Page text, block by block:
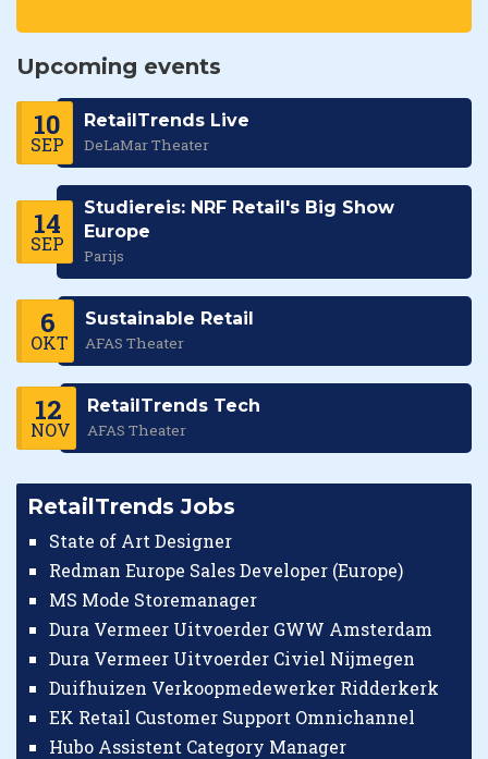
Upcoming events
10
SEP
RetailTrends Live
DeLaMar Theater
14
SEP
Studiereis: NRF Retail's Big Show
Europe
Parijs
6
OKT
Sustainable Retail
AFAS Theater
12
NOV
RetailTrends Tech
AFAS Theater
RetailTrends Jobs
State of Art Designer
Redman Europe Sales Developer (Europe)
MS Mode Storemanager
Dura Vermeer Uitvoerder GWW Amsterdam
Dura Vermeer Uitvoerder Civiel Nijmegen
Duifhuizen Verkoopmedewerker Ridderkerk
EK Retail Customer Support Omnichannel
Hubo Assistent Category Manager